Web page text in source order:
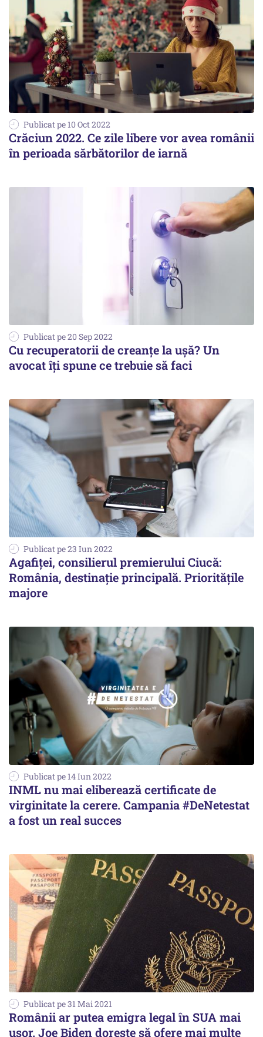
Publicat pe 10 Oct 2022
Crăciun 2022. Ce zile libere vor avea românii
în perioada sărbătorilor de iarnă
Publicat pe 20 Sep 2022
Cu recuperatorii de creanţe la uşă? Un
avocat îţi spune ce trebuie să faci
Publicat pe 23 Iun 2022
Agafiței, consilierul premierului Ciucă:
România, destinație principală. Prioritățile
majore
Publicat pe 14 Iun 2022
INML nu mai eliberează certificate de
virginitate la cerere. Campania #DeNetestat
a fost un real succes
Publicat pe 31 Mai 2021
Românii ar putea emigra legal în SUA mai
ușor. Joe Biden dorește să ofere mai multe